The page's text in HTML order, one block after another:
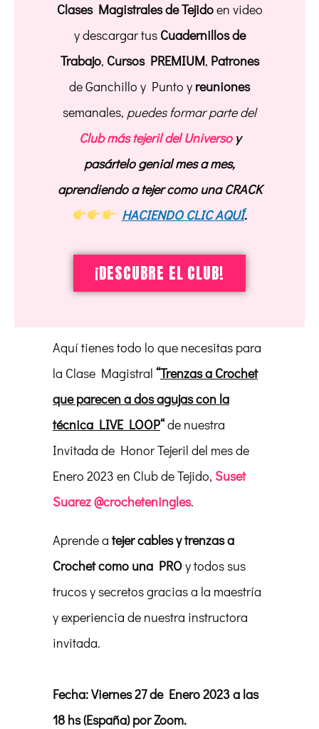
Clases Magistrales de Tejidoen video
y descargar tus Cuadernillos de
Trabajo, Cursos PREMIUM, Patrones
de Ganchillo y Punto y reuniones
semanales, puedes formar parte del
Club más tejeril del Universoy
pasártelo genial mes a mes,
aprendiendo a tejer como una CRACK
HACIENDO CLIC AQUÍ.
¡DESCUBRE EL CLUB!
Aquí tienes todo lo que necesitas para
la Clase Magistral “Trenzas a Crochet
que parecen a dos agujas con la
técnica LIVE LOOP“de nuestra
Invitada de Honor Tejeril del mes de
Enero 2023 en Club de Tejido, Suset
Suarez @crocheteningles.
Aprende a tejer cables y trenzas a
Crochet como una PROy todos sus
trucos y secretos gracias a la maestría
y experiencia de nuestra instructora
invitada.
Fecha: Viernes 27 de Enero 2023 a las
18 hs (España) por Zoom.